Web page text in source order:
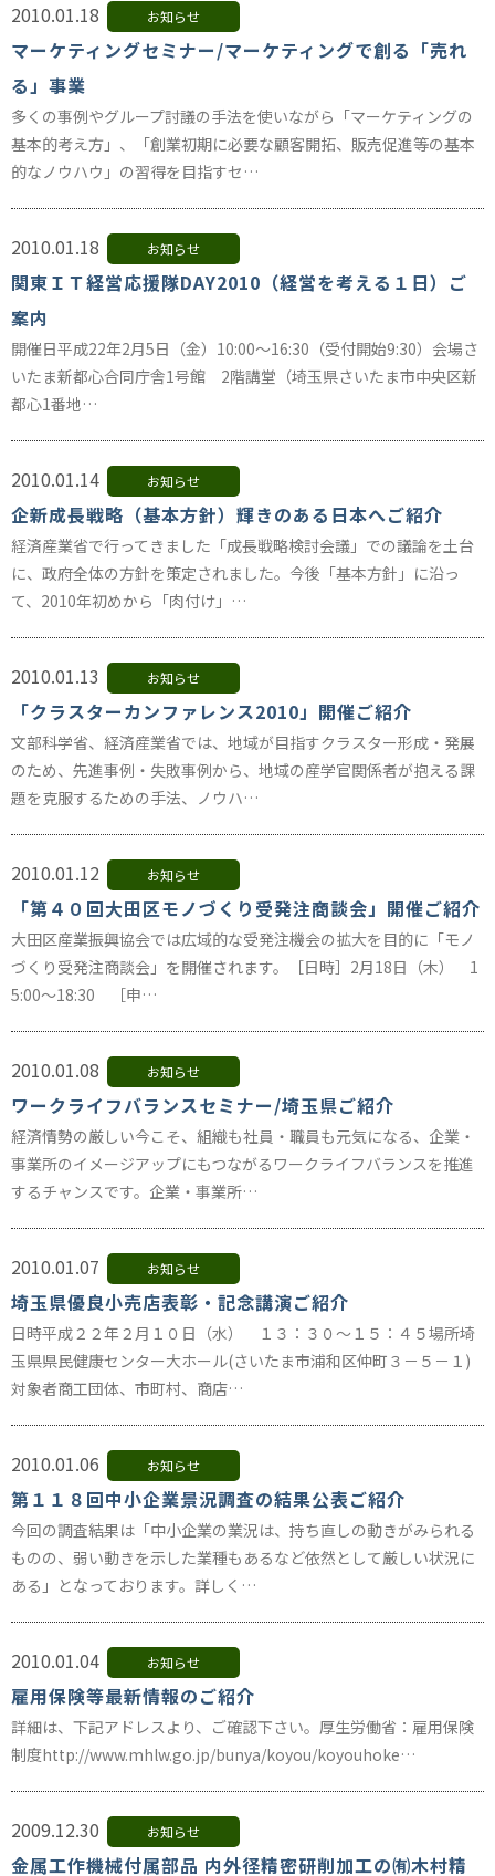
2010.01.18 お知らせ
マーケティングセミナー/マーケティングで創る「売れ
る」事業
多くの事例やグループ討議の手法を使いながら「マーケティングの
基本的考え方」、「創業初期に必要な顧客開拓、販売促進等の基本
的なノウハウ」の習得を目指すセ…
2010.01.18 お知らせ
関東ＩＴ経営応援隊DAY2010（経営を考える１日）ご
案内
開催日平成22年2月5日（金）10:00～16:30（受付開始9:30）会場さ
いたま新都心合同庁舎1号館 2階講堂（埼玉県さいたま市中央区新
都心1番地…
2010.01.14 お知らせ
企新成長戦略（基本方針）輝きのある日本へご紹介
経済産業省で行ってきました「成長戦略検討会議」での議論を土台
に、政府全体の方針を策定されました。今後「基本方針」に沿っ
て、2010年初めから「肉付け」…
2010.01.13 お知らせ
「クラスターカンファレンス2010」開催ご紹介
文部科学省、経済産業省では、地域が目指すクラスター形成・発展
のため、先進事例・失敗事例から、地域の産学官関係者が抱える課
題を克服するための手法、ノウハ…
2010.01.12 お知らせ
「第４０回大田区モノづくり受発注商談会」開催ご紹介
大田区産業振興協会では広域的な受発注機会の拡大を目的に「モノ
づくり受発注商談会」を開催されます。［日時］2月18日（木） 1
5:00～18:30 ［申…
2010.01.08 お知らせ
ワークライフバランスセミナー/埼玉県ご紹介
経済情勢の厳しい今こそ、組織も社員・職員も元気になる、企業・
事業所のイメージアップにもつながるワークライフバランスを推進
するチャンスです。企業・事業所…
2010.01.07 お知らせ
埼玉県優良小売店表彰・記念講演ご紹介
日時平成２２年２月１０日（水） １３：３０～１５：４５場所埼
玉県県民健康センター大ホール(さいたま市浦和区仲町３－５－１)
対象者商工団体、市町村、商店…
2010.01.06 お知らせ
第１１８回中小企業景況調査の結果公表ご紹介
今回の調査結果は「中小企業の業況は、持ち直しの動きがみられる
ものの、弱い動きを示した業種もあるなど依然として厳しい状況に
ある」となっております。詳しく…
2010.01.04 お知らせ
雇用保険等最新情報のご紹介
詳細は、下記アドレスより、ご確認下さい。厚生労働省：雇用保険
制度http://www.mhlw.go.jp/bunya/koyou/koyouhoke…
2009.12.30 お知らせ
金属工作機械付属部品 内外径精密研削加工の㈲木村精